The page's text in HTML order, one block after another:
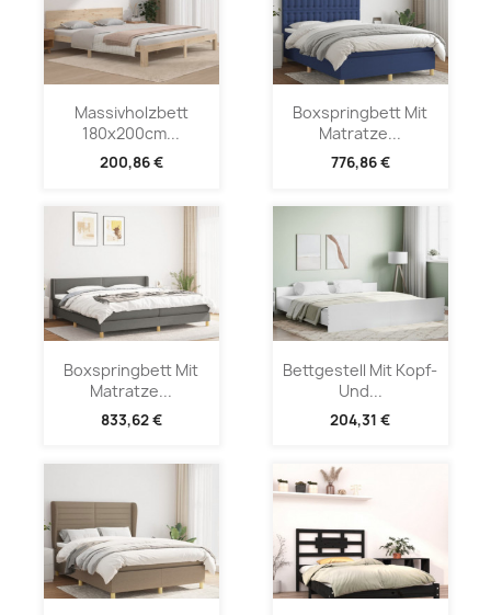
Massivholzbett
180x200cm...
200,86 €
Boxspringbett Mit
Matratze...
776,86 €
Boxspringbett Mit
Matratze...
833,62 €
Bettgestell Mit Kopf-
Und...
204,31 €